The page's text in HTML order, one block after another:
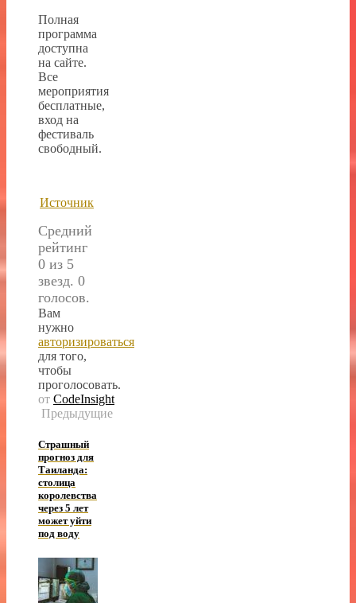
Полная
программа
доступна
на сайте.
Все
мероприятия
бесплатные,
вход на
фестиваль
свободный.
Источник
Средний
рейтинг
0 из 5
звезд. 0
голосов.
Вам
нужно
авторизироваться
для того,
чтобы
проголосовать.
от CodeInsight
Предыдущие
Страшный
прогноз для
Таиланда:
столица
королевства
через 5 лет
может уйти
под воду